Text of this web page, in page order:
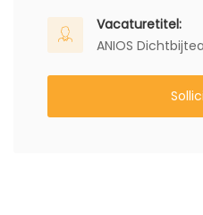
Vacaturetitel:
ANIOS